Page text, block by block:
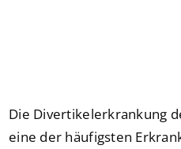
Die Divertikelerkrankung
eine der häufigsten